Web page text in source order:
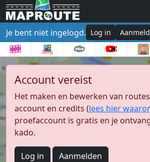
Je bent niet ingelogd. Log in
Account vereist
Het maken en bewerken van
account en credits (lees hier
proefaccount is gratis en je
kado.
Log in Aanmelden